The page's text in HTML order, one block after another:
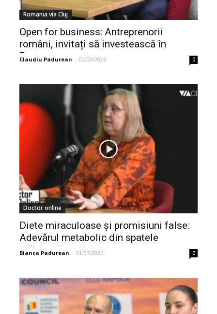
Romania via Cluj
Open for business: Antreprenorii
români, invitați să investească în
Botswana
Claudiu Padurean - 03/08/2026 0
Doctor online
Diete miraculoase și promisiuni false:
Adevărul metabolic din spatele
slăbitului rapid
Bianca Padurean - 31/07/2026 0